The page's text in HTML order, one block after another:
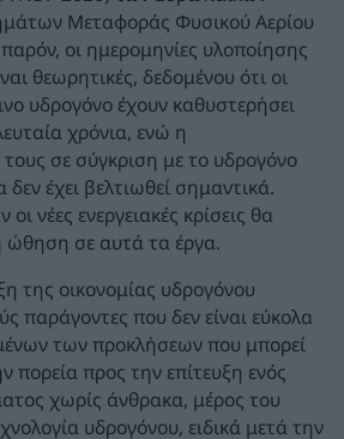
Μεταφοράς Φυσικού Αερίου
οι ημερομηνίες υλοποίησης
θεωρητικές, δεδομένου ότι οι
υδρογόνο έχουν καθυστερήσει
χρόνια, ενώ η
σε σύγκριση με το υδρογόνο
έχει βελτιωθεί σημαντικά.
νέες ενεργειακές κρίσεις θα
ώθηση σε αυτά τα έργα.
της οικονομίας υδρογόνου
παράγοντες που δεν είναι εύκολα
των προκλήσεων που μπορεί
πορεία προς την επίτευξη ενός
χωρίς άνθρακα, μέρος του
υδρογόνου, ειδικά μετά την